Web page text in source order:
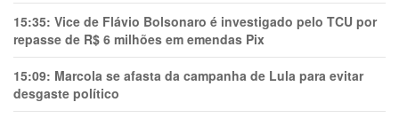
15:35: Vice de Flávio Bolsonaro é investigado pelo TCU por
repasse de R$ 6 milhões em emendas Pix
15:09: Marcola se afasta da campanha de Lula para evitar
desgaste político